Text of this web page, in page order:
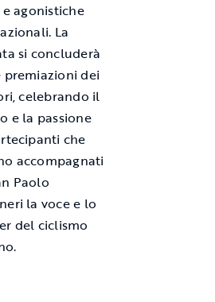
agonistiche
La
si concluderà
premiazioni dei
celebrando il
e la passione
che
accompagnati
Paolo
la voce e lo
del ciclismo